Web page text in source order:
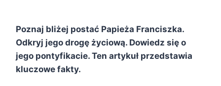
Poznaj bliżej postać Papieża Franciszka.
Odkryj jego drogę życiową. Dowiedz się o
jego pontyfikacie. Ten artykuł przedstawia
kluczowe fakty.